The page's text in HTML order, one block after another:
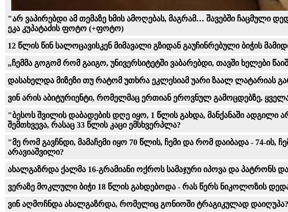
"არ ვაპირებდი ამ თემაზე ხმის ამოღებას, მაგრამ… შავებში
ეკა კუპატაძის ფოტო (+ფოტო)
12 წლის წინ სალოცავისკენ მიმავალი გზიდან გაუჩინრებული ბიჭის
„ჩემ­მა გო­გომ რომ გა­ი­გო, უნი­ვერ­სი­ტეტ­ში ვა­ბა­რებ­დი, თავ­ში ხე­ლე­ბი
დასახელდა მიზეზი თუ რატომ უთხრა ეკლესიამ უარი ზაალ ლატარიას
ვინ არის აბიტურიენტი, რომელმაც ერთიან ეროვნულ გამოცდებზე,
"ბე­სოს შვი­ლის და­ბა­დე­ბის დღე იყო, 1 წლის გახ­და, მან­ქა­ნაში
შემთხვევა, რასაც 33 წლის კაცი ემსხვერპლა?
"მე რომ გავჩნდი, მამაჩემი იყო 70 წლის, ჩემი და რომ დაიბადა - 74-
არავიაშვილი?
ახალგაზრდა ქალმა 16-გრამიანი ოქროს სამაჯური იპოვა და პატრონს
ვერაზე მოკლული ბიჭი 18 წლის გახდებოდა - რას წერს ნიკოლოზის
ვინ აღმოჩნდა ახალგაზრდა, რომელიც გონიოში ტრაგიკულად დაიღუპა?